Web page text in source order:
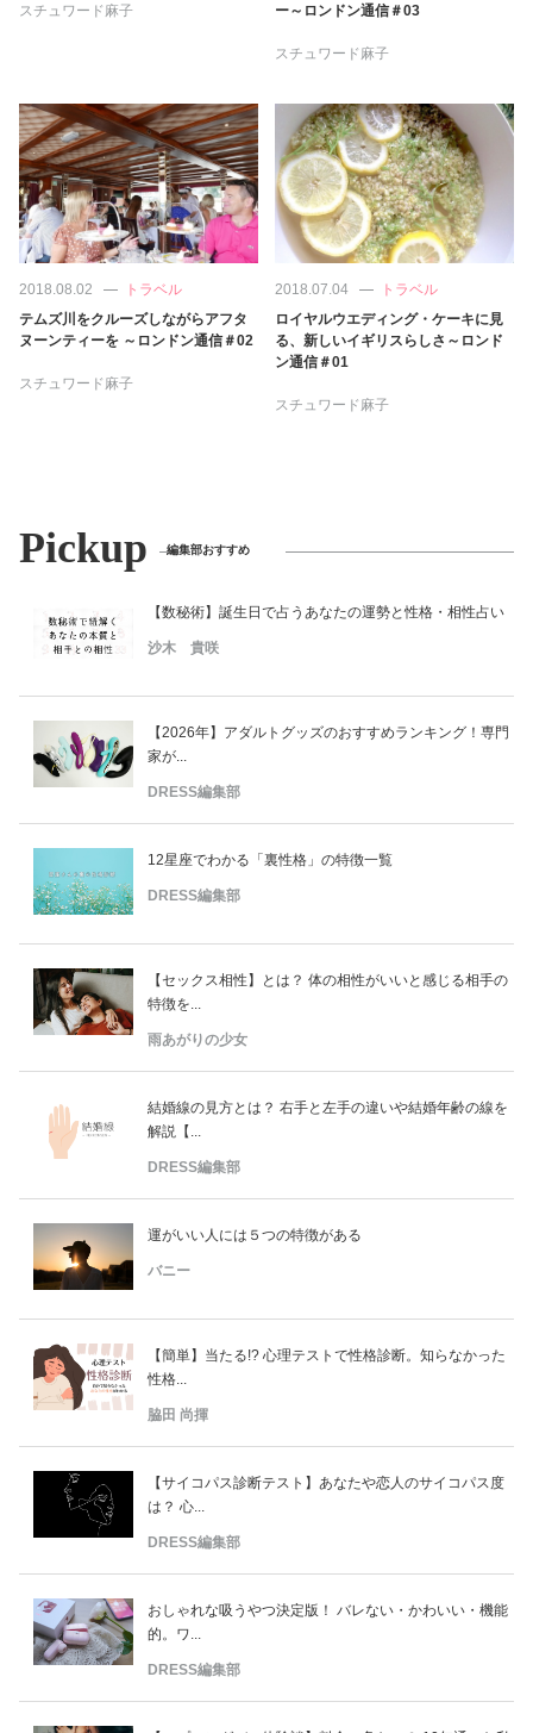
占い
性と愛
スチュワード麻子
ー～ロンドン通信＃03
スチュワード麻子
2018.08.02
トラベル
テムズ川をクルーズしながらアフタ
ヌーンティーを ～ロンドン通信＃02
スチュワード麻子
2018.07.04
トラベル
ロイヤルウエディング・ケーキに見
る、新しいイギリスらしさ～ロンド
ン通信＃01
スチュワード麻子
Pickup 編集部おすすめ
【数秘術】誕生日で占うあなたの運勢と性格・相性占い
沙木 貴咲
【2026年】アダルトグッズのおすすめランキング！専門
家が...
DRESS編集部
12星座でわかる「裏性格」の特徴一覧
DRESS編集部
【セックス相性】とは？ 体の相性がいいと感じる相手の
特徴を...
雨あがりの少女
結婚線の見方とは？ 右手と左手の違いや結婚年齢の線を
解説【...
DRESS編集部
運がいい人には５つの特徴がある
バニー
【簡単】当たる!? 心理テストで性格診断。知らなかった
性格...
脇田 尚揮
【サイコパス診断テスト】あなたや恋人のサイコパス度
は？ 心...
DRESS編集部
おしゃれな吸うやつ決定版！ バレない・かわいい・機能
的。ワ...
DRESS編集部